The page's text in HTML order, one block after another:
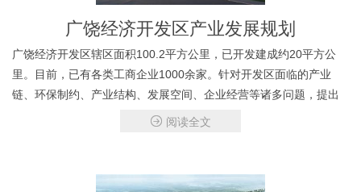
广饶经济开发区产业发展规划
广饶经济开发区辖区面积100.2平方公里，已开发建成约20平方公
里。目前，已有各类工商企业1000余家。针对开发区面临的产业
链、环保制约、产业结构、发展空间、企业经营等诸多问题，提出
以“科技创新”为核心的经济发展战略和以“空间优化”为核心的空间发
阅读全文